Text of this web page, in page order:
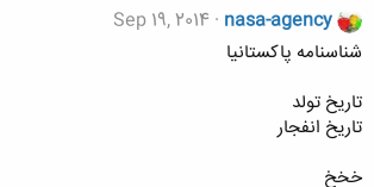
nasa-agency
Sep 19, 2014
شناسنامه پاکستانیا
تاریخ تولد
تاریخ انفجار
خخخ